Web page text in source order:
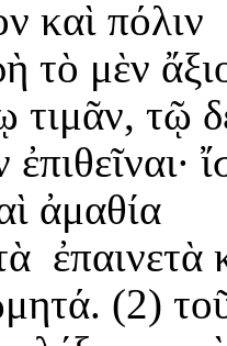
καὶ πόλιν
τὸ μὲν
τιμᾶν, τῷ
ἀμαθία
ἐπαινετὰ
(2)